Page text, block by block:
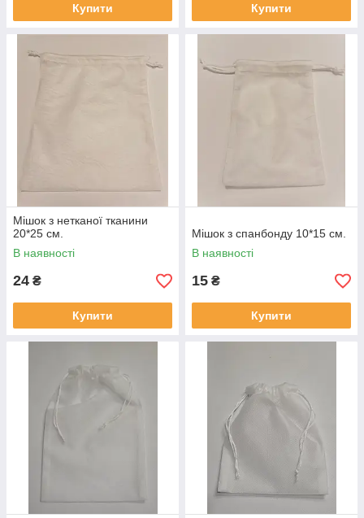
Купити Купити
Мішок з нетканої тканини
20*25 см.
В наявності
24 ₴
Купити
Мішок з спанбонду 10*15 см.
В наявності
15 ₴
Купити